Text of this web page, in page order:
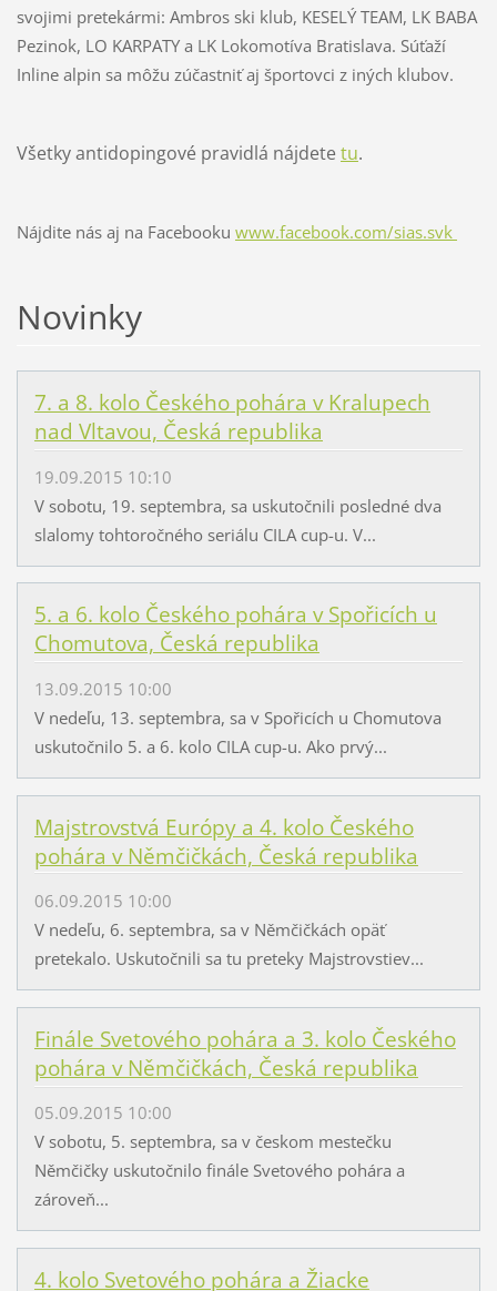
svojimi pretekármi: Ambros ski klub, KESELÝ TEAM, LK BABA
Pezinok, LO KARPATY a LK Lokomotíva Bratislava. Súťaží
Inline alpin sa môžu zúčastniť aj športovci z iných klubov.
Všetky antidopingové pravidlá nájdete tu.
Nájdite nás aj na Facebooku www.facebook.com/sias.svk
Novinky
7. a 8. kolo Českého pohára v Kralupech
nad Vltavou, Česká republika
19.09.2015 10:10
V sobotu, 19. septembra, sa uskutočnili posledné dva
slalomy tohtoročného seriálu CILA cup-u. V...
5. a 6. kolo Českého pohára v Spořicích u
Chomutova, Česká republika
13.09.2015 10:00
V nedeľu, 13. septembra, sa v Spořicích u Chomutova
uskutočnilo 5. a 6. kolo CILA cup-u. Ako prvý...
Majstrovstvá Európy a 4. kolo Českého
pohára v Němčičkách, Česká republika
06.09.2015 10:00
V nedeľu, 6. septembra, sa v Němčičkách opäť
pretekalo. Uskutočnili sa tu preteky Majstrovstiev...
Finále Svetového pohára a 3. kolo Českého
pohára v Němčičkách, Česká republika
05.09.2015 10:00
V sobotu, 5. septembra, sa v českom mestečku
Němčičky uskutočnilo finále Svetového pohára a
zároveň...
4. kolo Svetového pohára a Žiacke